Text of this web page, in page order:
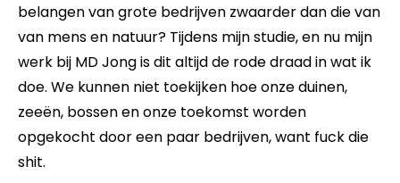
belangen van grote bedrijven zwaarder dan die van
van mens en natuur? Tijdens mijn studie, en nu mijn
werk bij MD Jong is dit altijd de rode draad in wat ik
doe. We kunnen niet toekijken hoe onze duinen,
zeeën, bossen en onze toekomst worden
opgekocht door een paar bedrijven, want fuck die
shit.